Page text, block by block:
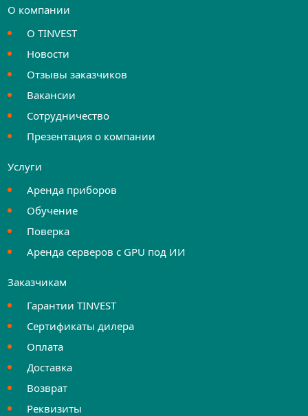
О компании
О TINVEST
Новости
Отзывы заказчиков
Вакансии
Сотрудничество
Презентация о компании
Услуги
Аренда приборов
Обучение
Поверка
Аренда серверов с GPU под ИИ
Заказчикам
Гарантии TINVEST
Сертификаты дилера
Оплата
Доставка
Возврат
Реквизиты